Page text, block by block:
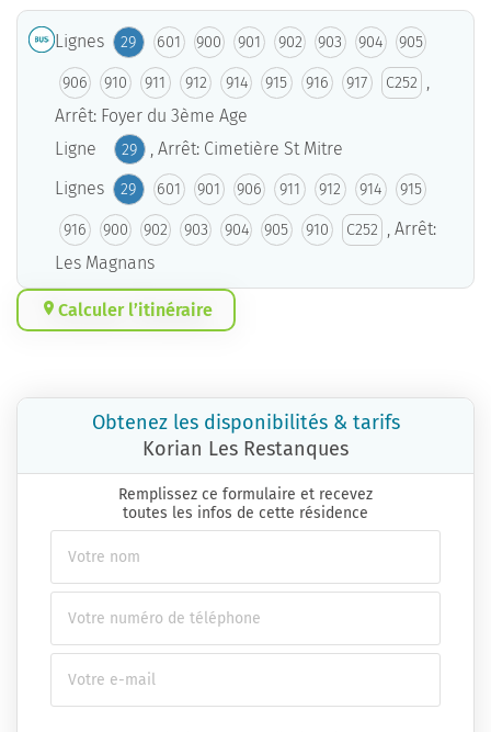
Lignes 29 601 900 901 902 903 904 905
906 910 911 912 914 915 916 917 C252
Arrêt: Foyer du 3ème Age
Ligne
29
, Arrêt: Cimetière St Mitre
Lignes
29 601 901 906 911 912 914 915
916 900 902 903 904 905 910 C252 , Arrêt:
Les Magnans
Calculer l’itinéraire
Obtenez les disponibilités & tarifs
Korian Les Restanques
Remplissez ce formulaire et recevez
toutes les infos de cette résidence